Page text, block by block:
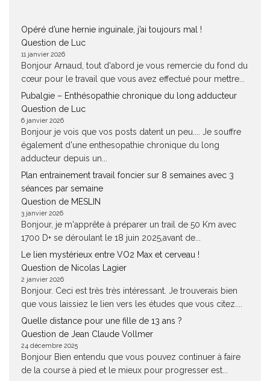
Opéré d’une hernie inguinale, j’ai toujours mal !
Question de Luc
11 janvier 2026
Bonjour Arnaud, tout d'abord je vous remercie du fond du
cœur pour le travail que vous avez effectué pour mettre...
Pubalgie – Enthésopathie chronique du long adducteur
Question de Luc
6 janvier 2026
Bonjour je vois que vos posts datent un peu.... Je souffre
également d'une enthesopathie chronique du long
adducteur depuis un...
Plan entrainement travail foncier sur 8 semaines avec 3
séances par semaine
Question de MESLIN
3 janvier 2026
Bonjour, je m'apprête à préparer un trail de 50 Km avec
1700 D+ se déroulant le 18 juin 2025,avant de...
Le lien mystérieux entre VO2 Max et cerveau !
Question de Nicolas Lagier
2 janvier 2026
Bonjour. Ceci est très très intéressant. Je trouverais bien
que vous laissiez le lien vers les études que vous citez....
Quelle distance pour une fille de 13 ans ?
Question de Jean Claude Vollmer
24 décembre 2025
Bonjour Bien entendu que vous pouvez continuer à faire
de la course à pied et le mieux pour progresser est...